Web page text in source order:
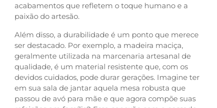
acabamentos que refletem o toque humano e a
paixão do artesão.
Além disso, a durabilidade é um ponto que merece
ser destacado. Por exemplo, a madeira maciça,
geralmente utilizada na marcenaria artesanal de
qualidade, é um material resistente que, com os
devidos cuidados, pode durar gerações. Imagine ter
em sua sala de jantar aquela mesa robusta que
passou de avó para mãe e que agora compõe suas